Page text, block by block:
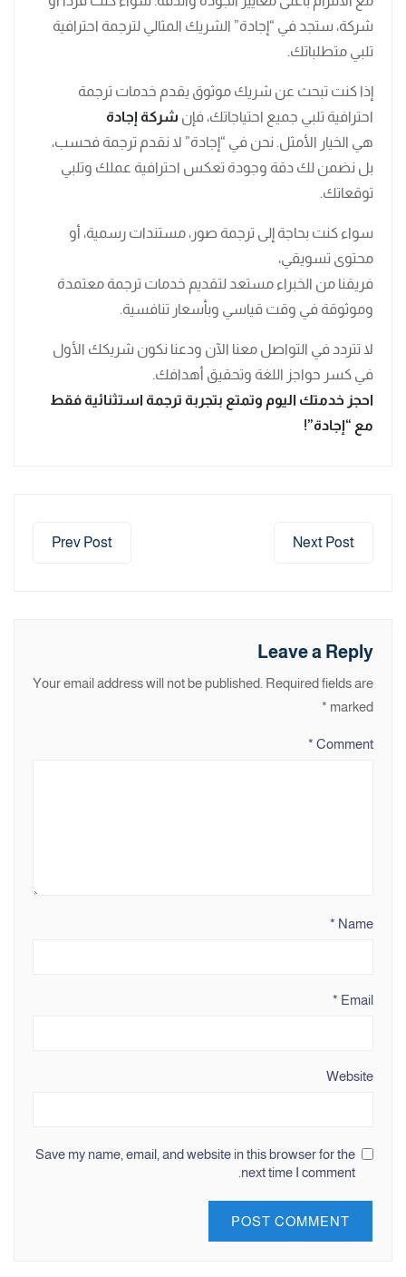
شركة، ستجد في “إجادة” الشريك المثالي لترجمة احترافية
تلبي متطلباتك.
إذا كنت تبحث عن شريك موثوق يقدم خدمات ترجمة
احترافية تلبي جميع احتياجاتك، فإن شركة إجادة
هي الخيار الأمثل. نحن في “إجادة” لا نقدم ترجمة فحسب،
بل نضمن لك دقة وجودة تعكس احترافية عملك وتلبي
توقعاتك.
سواء كنت بحاجة إلى ترجمة صور، مستندات رسمية، أو
محتوى تسويقي،
فريقنا من الخبراء مستعد لتقديم خدمات ترجمة معتمدة
وموثوقة في وقت قياسي وبأسعار تنافسية.
لا تتردد في التواصل معنا الآن ودعنا نكون شريكك الأول
في كسر حواجز اللغة وتحقيق أهدافك.
احجز خدمتك اليوم وتمتع بتجربة ترجمة استثنائية فقط
مع “إجادة”!
Prev Post Next Post
Leave a Reply
Your email address will not be published. Required fields are
marked
*
Comment
*
Name
*
Email
*
Website
Save my name, email, and website in this browser for the
next time I comment.